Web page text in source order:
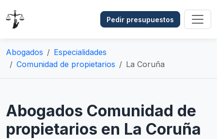
Pedir presupuestos
Abogados
Especialidades
Comunidad de propietarios
La Coruña
Abogados Comunidad de
propietarios en La Coruña